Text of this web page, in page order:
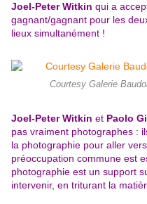
Joel-Peter Witkin qui a
gagnant/gagnant pour les
lieux simultanément !
Courtesy Galerie
Joel-Peter Witkin et Paolo
pas vraiment photographes :
la photographie pour aller
préoccupation commune est
photographie est un support
intervenir, en triturant la